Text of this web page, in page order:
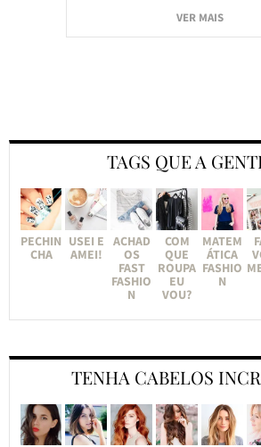
VER MAIS
TAGS QUE A
PECHIN
CHA
USEI E
AMEI!
ACHAD
OS
FAST
FASHIO
N
COM
QUE
ROUPA
EU
VOU?
MATEM
ÁTICA
FASHIO
N
TENHA CABELOS